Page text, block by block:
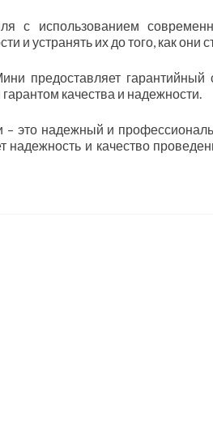
с использованием
и устранять их до того, как они
предоставляет
качества и надежности.
это надежный и
надежность и качество